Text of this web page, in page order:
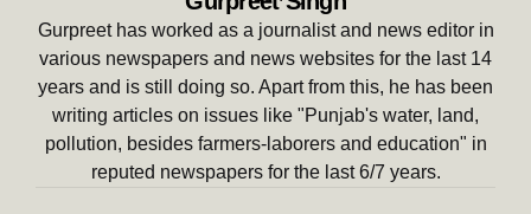
Gurpreet has worked as a journalist and news editor in
various newspapers and news websites for the last 14
years and is still doing so. Apart from this, he has been
writing articles on issues like "Punjab's water, land,
pollution, besides farmers-laborers and education" in
reputed newspapers for the last 6/7 years.